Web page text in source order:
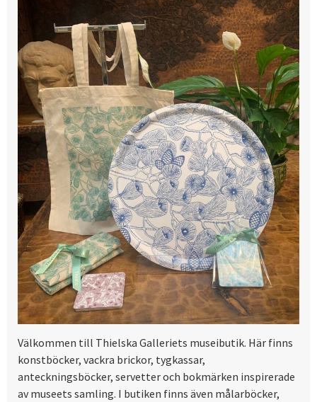
Välkommen till Thielska Galleriets museibutik. Här finns
konstböcker, vackra brickor, tygkassar,
anteckningsböcker, servetter och bokmärken inspirerade
av museets samling. I butiken finns även målarböcker,